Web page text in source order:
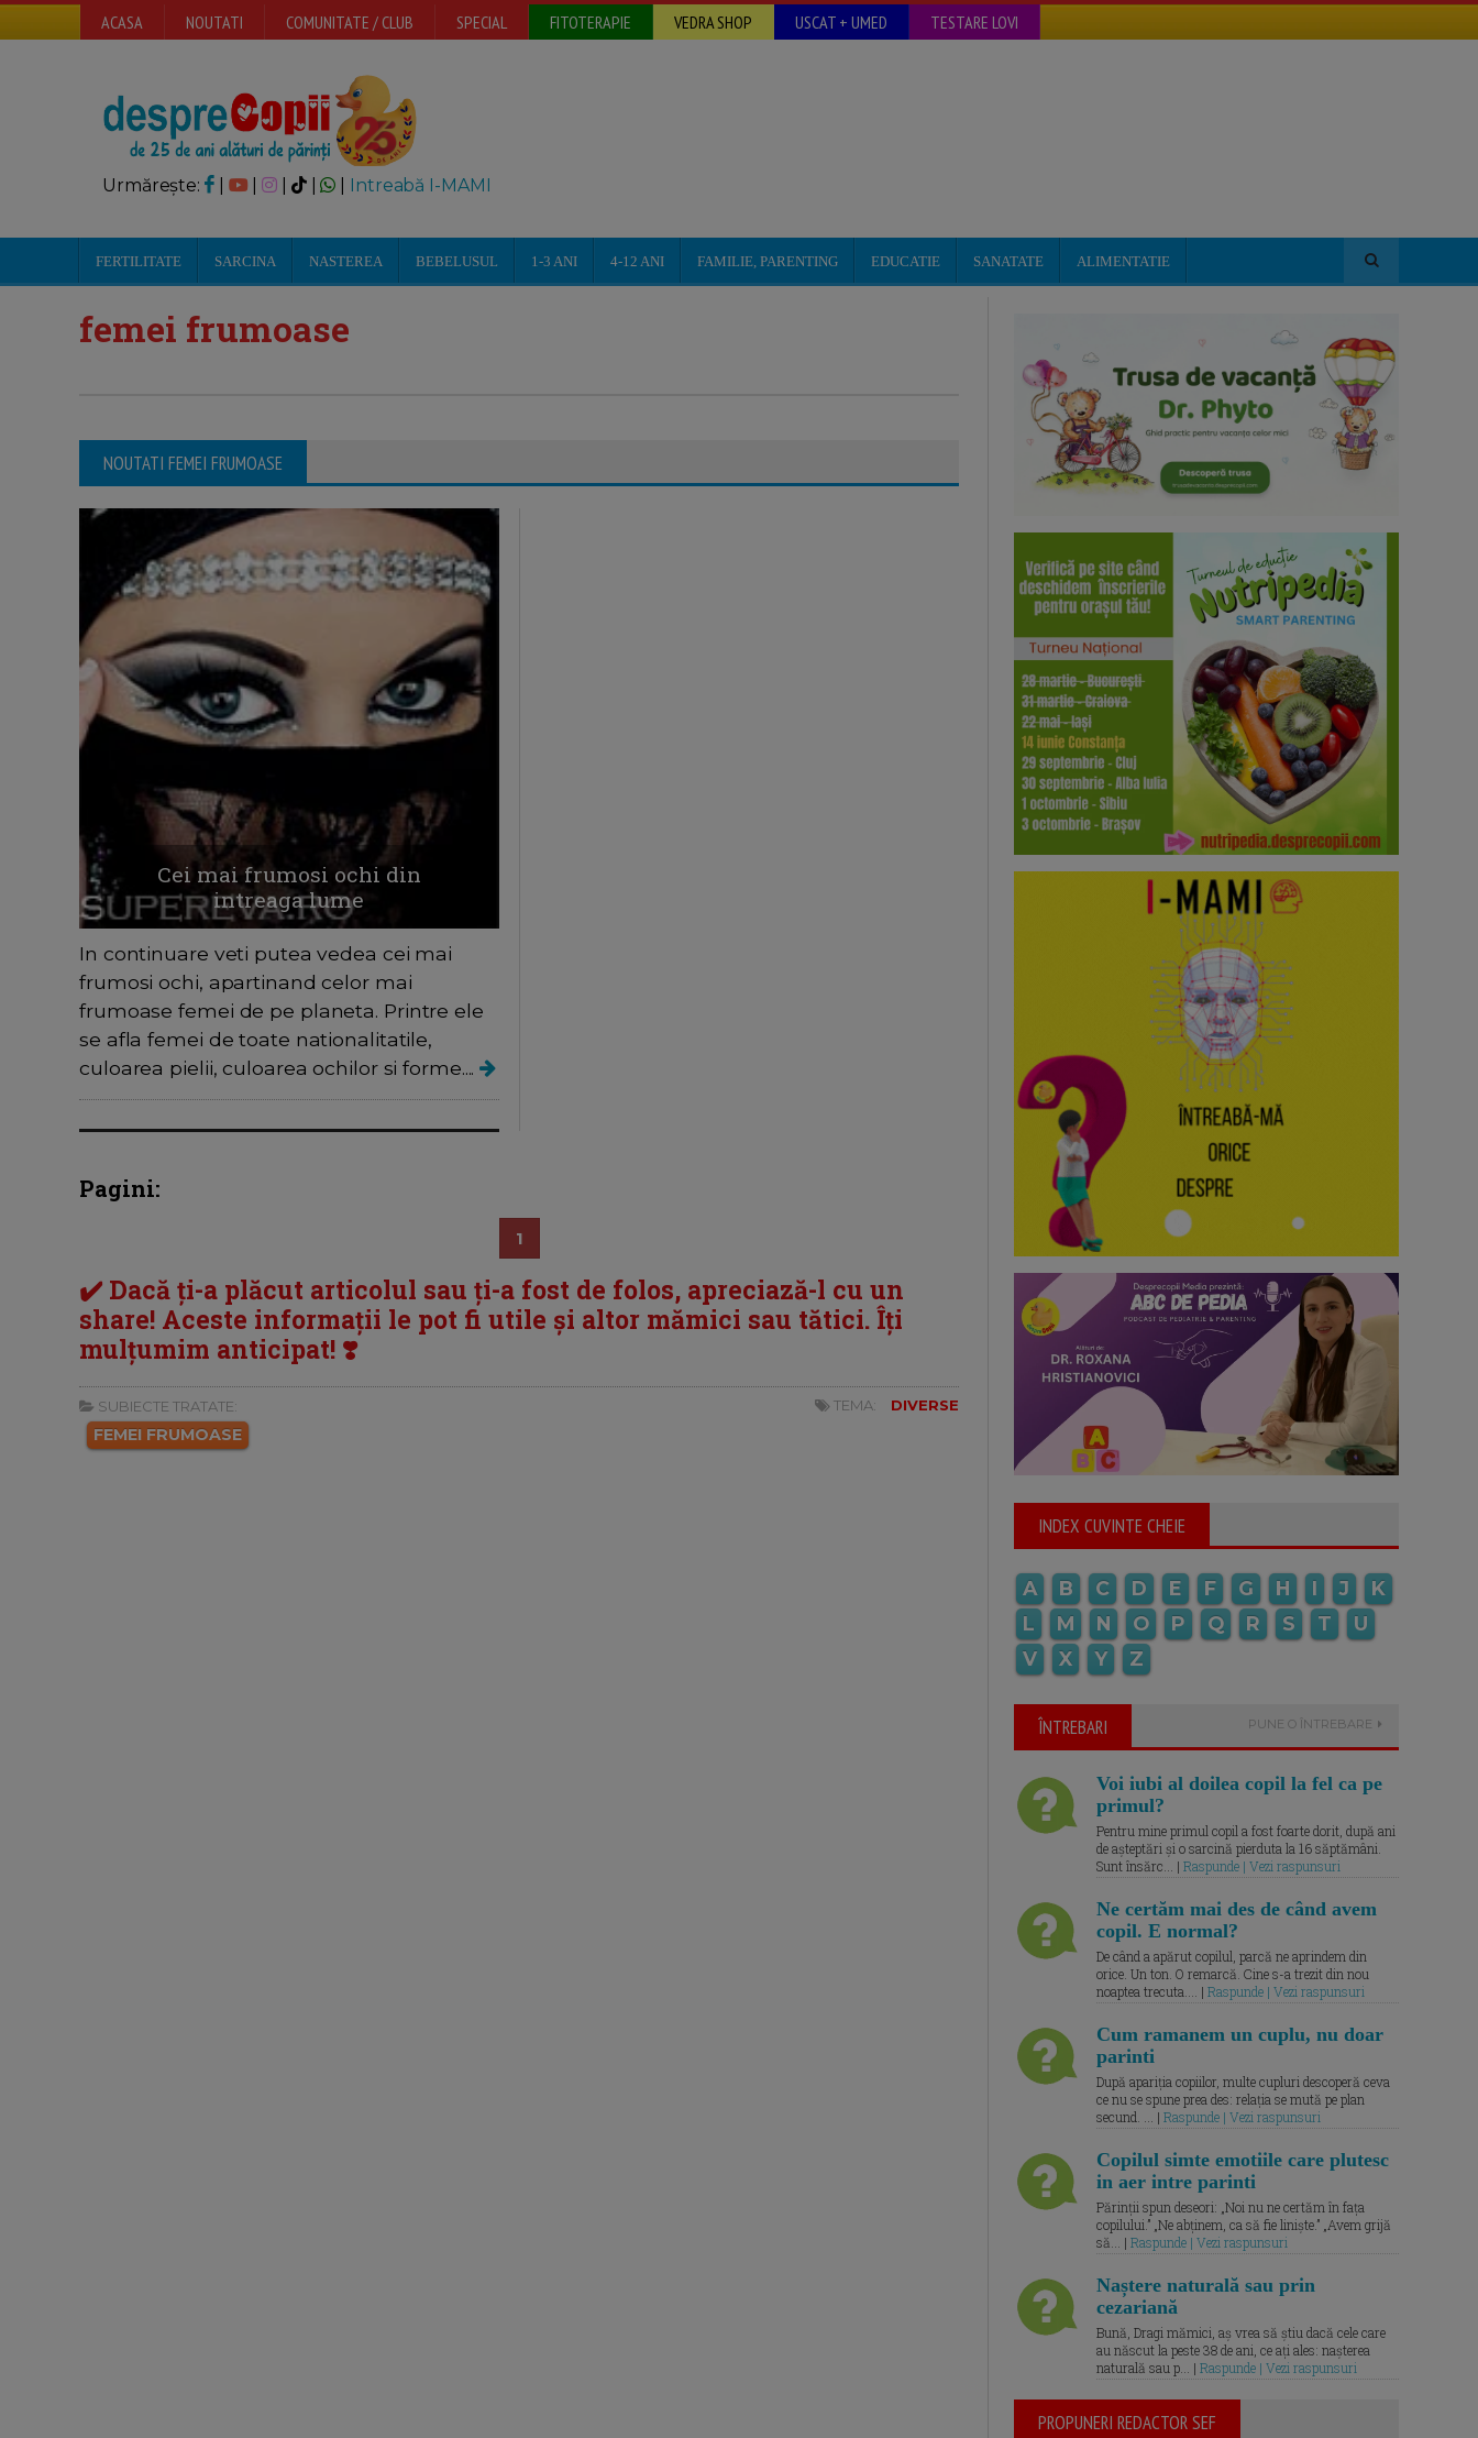
ACASA NOUTATI COMUNITATE / CLUB SPECIAL FITOTERAPIE VEDRA SHOP USCAT + UMED TESTARE LOVI
Urmărește: | | Intreabă I-MAMI
FERTILITATE SARCINA NASTEREA BEBELUSUL 1-3 ANI 4-12 ANI FAMILIE, PARENTING EDUCATIE SANATATE ALIMENTATIE
femei frumoase
NOUTATI FEMEI FRUMOASE
Cei mai frumosi ochi din
intreaga lume
In continuare veti putea vedea cei mai
frumosi ochi, apartinand celor mai
frumoase femei de pe planeta. Printre ele
se afla femei de toate nationalitatile,
culoarea pielii, culoarea ochilor si forme....
Pagini:
1
✔️ Dacă ți-a plăcut articolul sau ți-a fost de folos, apreciază-l cu un
share! Aceste informații le pot fi utile și altor mămici sau tătici. Îți
mulțumim anticipat! ❣️
SUBIECTE TRATATE:
FEMEI FRUMOASE
TEMA: DIVERSE
INDEX CUVINTE CHEIE
A B C D E F G H I J
K
L
M N O P Q R S T
U
V
X Y Z
ÎNTREBARI PUNE O ÎNTREBARE
Voi iubi al doilea copil la fel ca pe
primul?
Pentru mine primul copil a fost foarte dorit, după ani
de așteptări și o sarcină pierduta la 16 săptămâni.
Sunt însărc... | Raspunde | Vezi raspunsuri
Ne certăm mai des de când avem
copil. E normal?
De când a apărut copilul, parcă ne aprindem din
orice. Un ton. O remarcă. Cine s-a trezit din nou
noaptea trecuta.... | Raspunde | Vezi raspunsuri
Cum ramanem un cuplu, nu doar
parinti
După apariția copiilor, multe cupluri descoperă ceva
ce nu se spune prea des: relația se mută pe plan
secund. ... | Raspunde | Vezi raspunsuri
Copilul simte emotiile care plutesc
in aer intre parinti
Părinții spun deseori: „Noi nu ne certăm în fața
copilului.” „Ne abținem, ca să fie liniște.” „Avem grijă
să... | Raspunde | Vezi raspunsuri
Naștere naturală sau prin
cezariană
Bună, Dragi mămici, aș vrea să știu dacă cele care
au născut la peste 38 de ani, ce ați ales: nașterea
naturală sau p... | Raspunde | Vezi raspunsuri
PROPUNERI REDACTOR SEF